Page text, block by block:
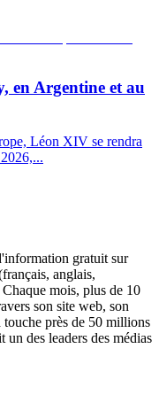
en Argentine et au
Léon XIV se rendra
gratuit sur
anglais,
mois, plus de 10
son site web, son
près de 50 millions
un des leaders des médias